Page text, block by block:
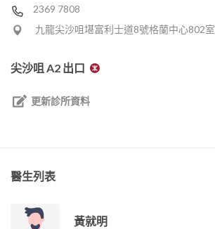
2369 7808
九龍尖沙咀堪富利士道8號格蘭中心802室
尖沙咀 A2 出口
更新診所資料
醫生列表
黃就明